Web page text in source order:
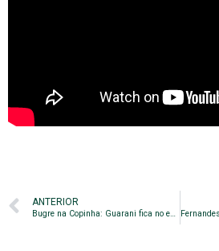
ANTERIOR
Bugre na Copinha: Guarani fica no empate com o Bahia